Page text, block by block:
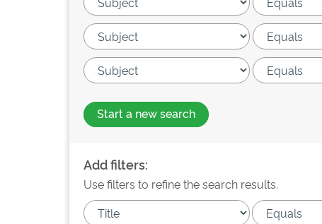
Start a new search
Add filters:
Use filters to refine the search results.